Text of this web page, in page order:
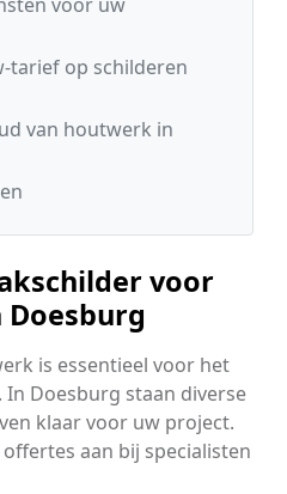
tarief op schilderen
van houtwerk in
voor
is essentieel voor het
Doesburg staan diverse
klaar voor uw project.
aan bij specialisten